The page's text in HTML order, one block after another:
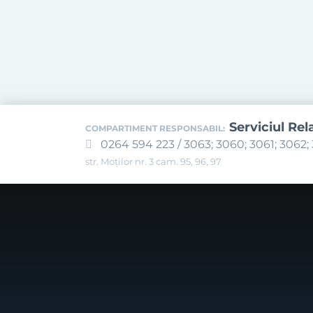
COMPARTIMENT RESPONSABIL: Serviciul
0264 594 223 / 3063; 3060; 3061; 3062;
str. Moților nr. 3 cam. 95, 96, 97